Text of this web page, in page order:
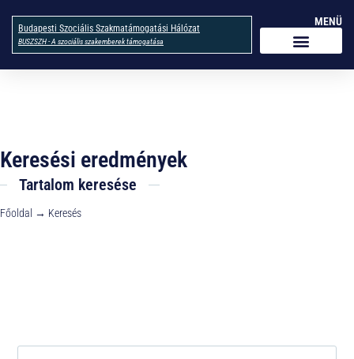
Budapesti Szociális Szakmatámogatási Hálózat
BUSZSZH - A szociális szakemberek támogatása
MENÜ
Keresési eredmények
Tartalom keresése
Főoldal → Keresés